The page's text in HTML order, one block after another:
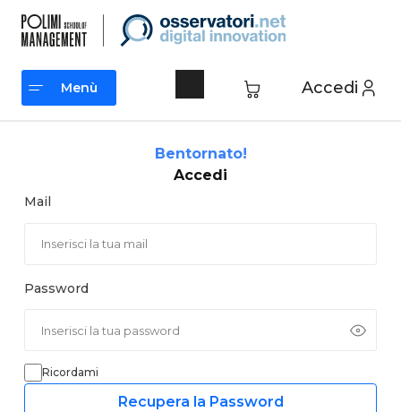
contenuto
Accedi
Menù
Bentornato!
Accedi
Mail
Password
Ricordami
Recupera la Password